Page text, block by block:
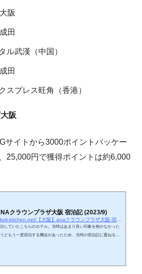
阪
田
ル武漢（中国）
田
スプレス旺角（香港）
阪
サイトから3000ポイントパッケー
25,000円で獲得ポイントは約6,000
クラウンプラザ大阪 宿泊記 (2023/9)
していたこちらのホテル。当時はあまり良い印象を抱かなかった
どもう一度宿泊する機会があったため、当時の宿泊記に重ねる形